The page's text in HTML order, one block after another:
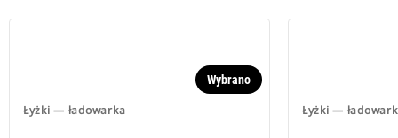
Łyżki — ładowarka
Wybrano
Łyżki —